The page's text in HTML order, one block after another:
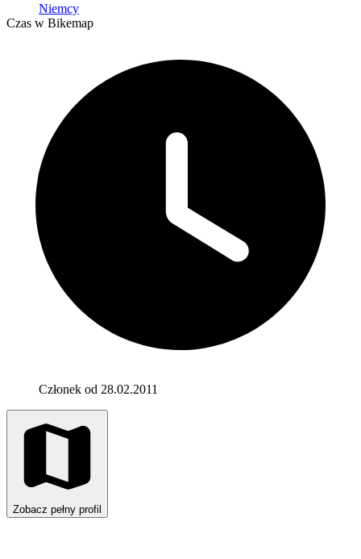
Niemcy
Czas w Bikemap
Członek od 28.02.2011
Zobacz pełny profil